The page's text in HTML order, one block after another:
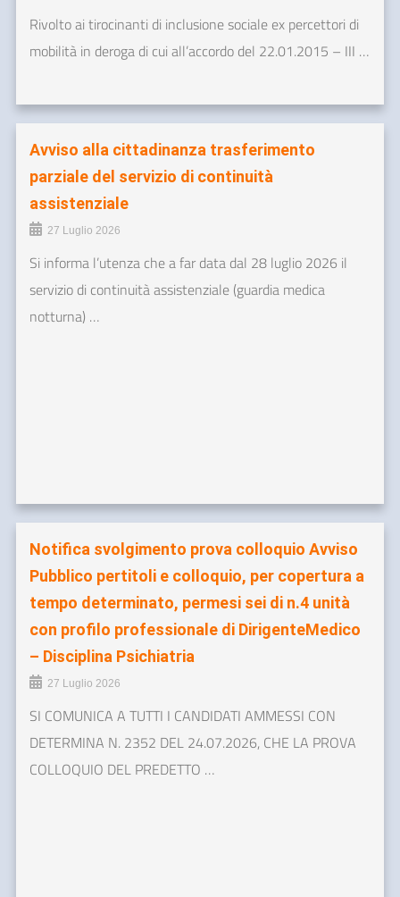
Rivolto ai tirocinanti di inclusione sociale ex percettori di
mobilità in deroga di cui all’accordo del 22.01.2015 – III …
Avviso alla cittadinanza trasferimento
parziale del servizio di continuità
assistenziale
27 Luglio 2026
Si informa l’utenza che a far data dal 28 luglio 2026 il
servizio di continuità assistenziale (guardia medica
notturna) …
Notifica svolgimento prova colloquio Avviso
Pubblico pertitoli e colloquio, per copertura a
tempo determinato, permesi sei di n.4 unità
con profilo professionale di DirigenteMedico
– Disciplina Psichiatria
27 Luglio 2026
SI COMUNICA A TUTTI I CANDIDATI AMMESSI CON
DETERMINA N. 2352 DEL 24.07.2026, CHE LA PROVA
COLLOQUIO DEL PREDETTO …